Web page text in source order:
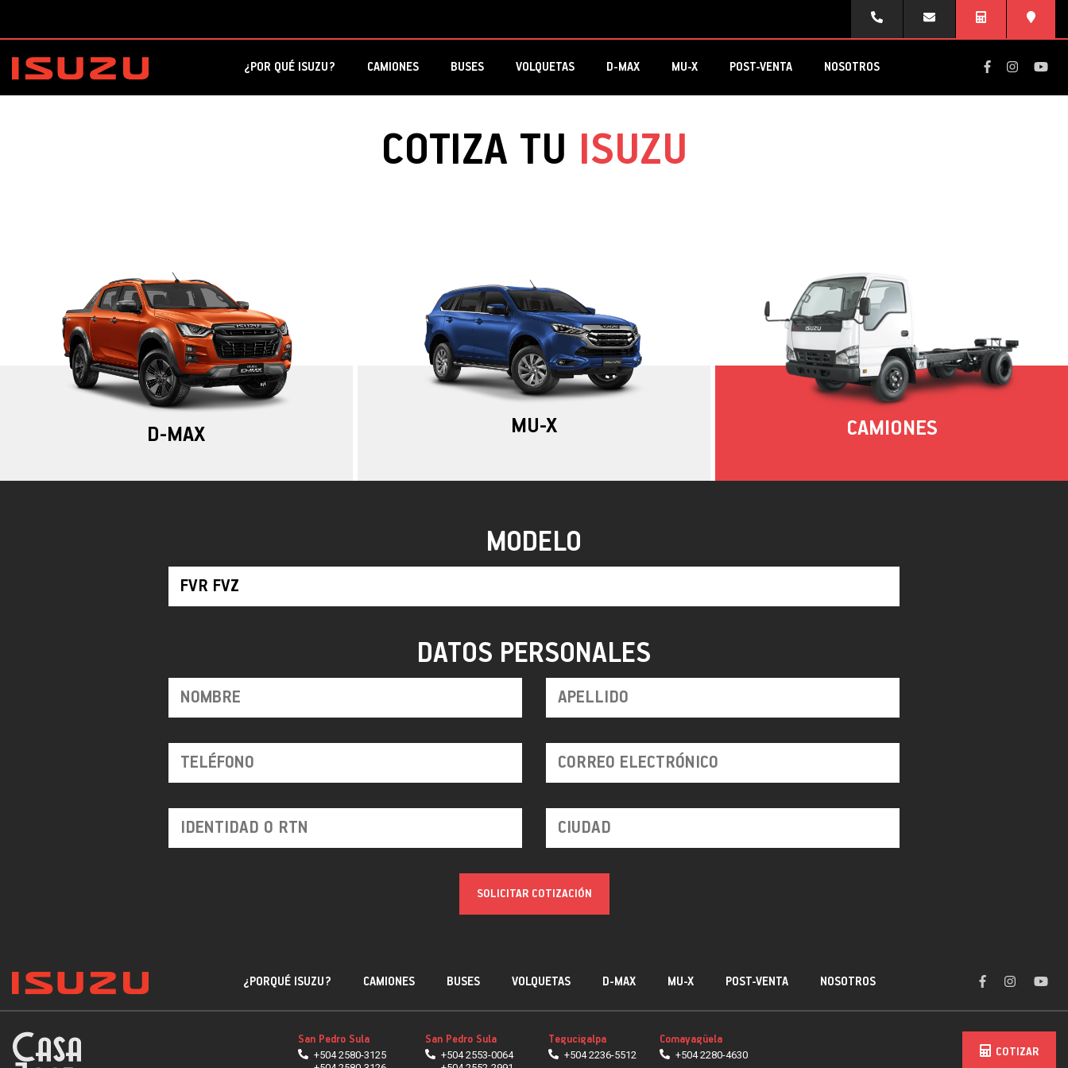
¿POR QUÉ ISUZU? CAMIONES BUSES VOLQUETAS D-MAX MU-X POST-VENTA NOSOTROS
COTIZA TU ISUZU
D-MAX MU-X CAMIONES
MODELO
DATOS PERSONALES
SOLICITAR COTIZACIÓN
¿PORQUÉ ISUZU? CAMIONES BUSES VOLQUETAS D-MAX MU-X POST-VENTA NOSOTROS
San Pedro Sula
+504 2580-3125
San Pedro Sula
+504 2553-0064
Tegucigalpa
+504 2236-5512
Comayagüela
+504 2280-4630
COTIZAR